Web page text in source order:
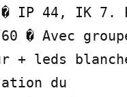
IP 44, IK 7.
� Avec
+ leds
du